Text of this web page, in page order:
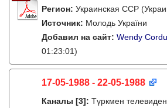
Регион: Украинская ССР
Источник: Молодь України
Добавил на сайт: Wendy
01:23:01)
17-05-1988 - 22-05-1988
Каналы [3]: Түркмен